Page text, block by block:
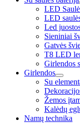
LED
LED
Led
Sieniniai
Gatvės
T8 LED
Girlendos
Girlendos
Su
Žemos
Kalėdų
Namų technika